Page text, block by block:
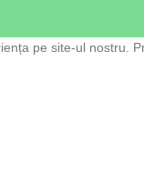
pe site-ul nostru.